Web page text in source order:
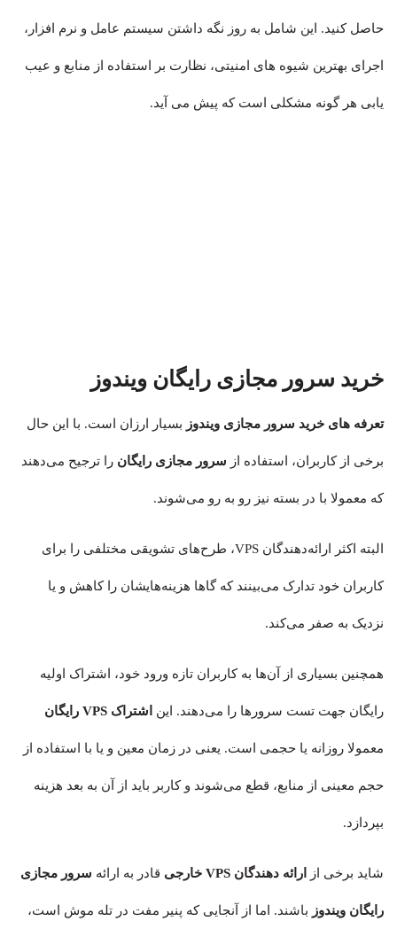
حاصل کنید. این شامل به روز نگه داشتن سیستم عامل و نرم افزار،
اجرای بهترین شیوه های امنیتی، نظارت بر استفاده از منابع و عیب
یابی هر گونه مشکلی است که پیش می آید.
خرید سرور مجازی رایگان ویندوز
تعرفه های خرید سرور مجازی ویندوز بسیار ارزان است. با این حال
برخی از کاربران، استفاده از سرور مجازی رایگان را ترجیح می‌دهند
که معمولا با در بسته نیز رو به رو می‌شوند.
البته اکثر ارائه‌دهندگان VPS، طرح‌های تشویقی مختلفی را برای
کاربران خود تدارک می‌بینند که گاها هزینه‌هایشان را کاهش و یا
نزدیک به صفر می‌کند.
همچنین بسیاری از آن‌ها به کاربران تازه ورود خود، اشتراک اولیه
رایگان جهت تست سرورها را می‌دهند. این اشتراک VPS رایگان
معمولا روزانه یا حجمی است. یعنی در زمان معین و یا با استفاده از
حجم معینی از منابع، قطع می‌شوند و کاربر باید از آن به بعد هزینه
بپردازد.
شاید برخی از ارائه دهندگان VPS خارجی قادر به ارائه سرور مجازی
رایگان ویندوز باشند. اما از آنجایی که پنیر مفت در تله موش است،